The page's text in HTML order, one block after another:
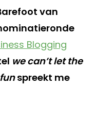
van
Blogging
we can’t let the
spreekt me